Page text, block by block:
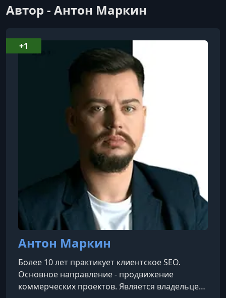
УРОК 7.
УРОК 8. 00:37:54
2.1 Начало реалити и идея (2. Реалити Шоу по SEO)
2.3 Настройка текстовой релевантности
2.4 Первые лиды из SEO
УРОК 13. 00:06:47
2.6 Тяжелая артиллерия
УРОК 14. 01:01:25
3.1 Исследование Яндекс 2024 (3. Бонусные
материалы)
УРОК 15.
3.2 Опрос 54 seo специалистов
Автор - Антон Маркин
Антон Маркин
Более 10 лет практикует клиентское SEO.
Основное направление - продвижение
коммерческих проектов. Является владельцем
+1